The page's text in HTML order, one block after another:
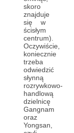
skoro
znajduje
się w
ścisłym
centrum).
Oczywiście,
koniecznie
trzeba
odwiedzić
słynną
rozrywkowo-
handlową
dzielnicę
Gangnam
oraz
Yongsan,